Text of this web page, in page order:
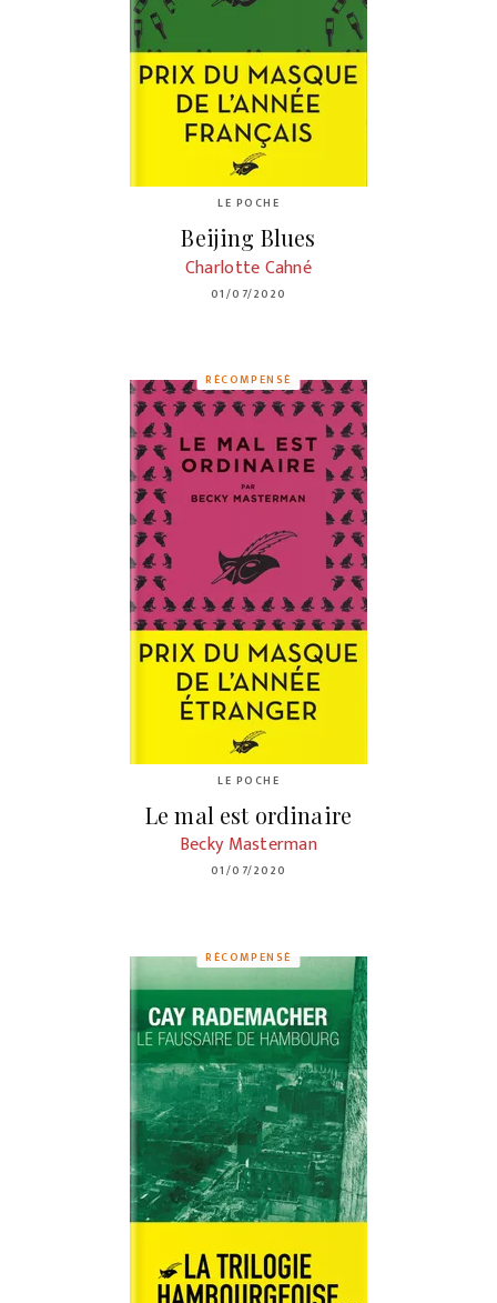
LE POCHE
Beijing Blues
Charlotte Cahné
01/07/2020
RÉCOMPENSÉ
LE POCHE
Le mal est ordinaire
Becky Masterman
01/07/2020
RÉCOMPENSÉ